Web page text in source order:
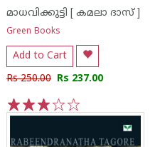
മാധവിക്കുട്ടി [ കമലാ ദാസ് ]
Green Books
Add to Cart
Rs 250.00 Rs 237.00
5
4
3
2
1